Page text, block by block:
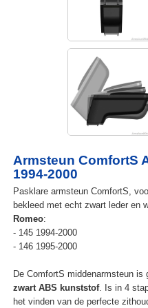
Armsteun ComfortS
1994-2000
Pasklare armsteun ComfortS,
bekleed met echt zwart leder en
Romeo:
- 145 1994-2000
- 146 1995-2000
De ComfortS middenarmsteun is
zwart ABS kunststof. Is in 4
het vinden van de perfecte